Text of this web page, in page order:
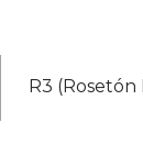
R3